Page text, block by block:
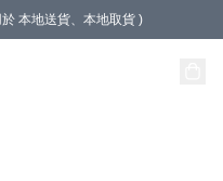
本地送貨、本地取貨 )